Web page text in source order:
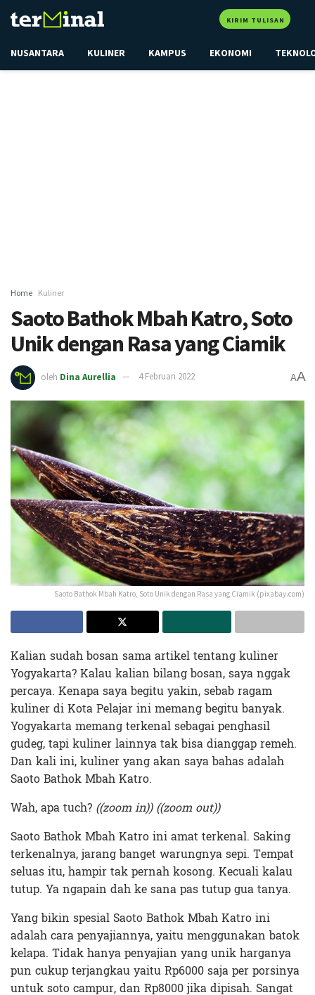
KIRIM TULISAN
NUSANTARA KULINER KAMPUS EKONOMI
Home Kuliner
Saoto Bathok Mbah Katro, Soto
Unik dengan Rasa yang Ciamik
oleh Dina Aurellia 4 Februari 2022 AA
Saoto Bathok Mbah Katro, Soto Unik dengan Rasa yang Ciamik (pixabay.com)
Kalian sudah bosan sama artikel tentang kuliner
Yogyakarta? Kalau kalian bilang bosan, saya nggak
percaya. Kenapa saya begitu yakin, sebab ragam
kuliner di Kota Pelajar ini memang begitu banyak.
Yogyakarta memang terkenal sebagai penghasil
gudeg, tapi kuliner lainnya tak bisa dianggap remeh.
Dan kali ini, kuliner yang akan saya bahas adalah
Saoto Bathok Mbah Katro.
Wah, apa tuch? ((zoom in)) ((zoom out))
Saoto Bathok Mbah Katro ini amat terkenal. Saking
terkenalnya, jarang banget warungnya sepi. Tempat
seluas itu, hampir tak pernah kosong. Kecuali kalau
tutup. Ya ngapain dah ke sana pas tutup gua tanya.
Yang bikin spesial Saoto Bathok Mbah Katro ini
adalah cara penyajiannya, yaitu menggunakan batok
kelapa. Tidak hanya penyajian yang unik harganya
pun cukup terjangkau yaitu Rp6000 saja per porsinya
untuk soto campur, dan Rp8000 jika dipisah. Sangat